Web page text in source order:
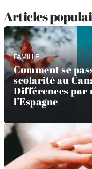
Articles
FAMILLE
Comment se
scolarité au
Différences par
l’Espagne